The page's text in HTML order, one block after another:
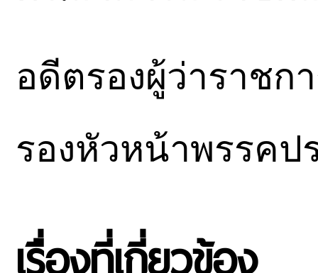
อดีตรองผู้ว่าราชก
รองหัวหน้าพรรคป